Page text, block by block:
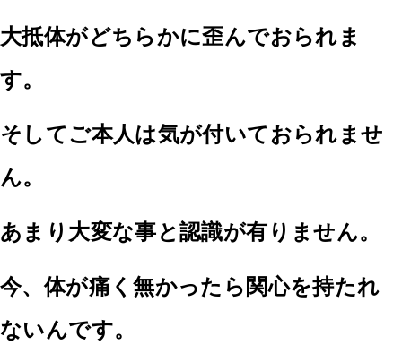
大抵体がどちらかに歪んでおられま
す。
そしてご本人は気が付いておられませ
ん。
あまり大変な事と認識が有りません。
今、体が痛く無かったら関心を持たれ
ないんです。